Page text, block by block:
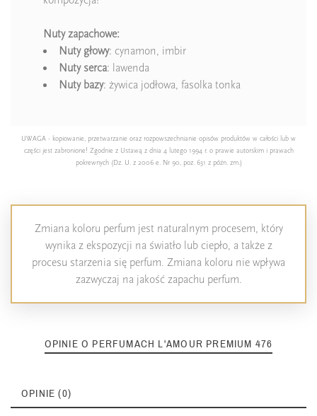
Nuty zapachowe:
Nuty głowy: cynamon, imbir
Nuty serca: lawenda
Nuty bazy: żywica jodłowa, fasolka tonka
UWAGA - kopiowanie, przetwarzanie oraz rozpowszechnianie opisów produktów w całości lub w
części jest zabronione! Zgodnie z Ustawą z dnia 4 lutego 1994 r. o prawie autorskim i prawach
pokrewnych (Dz. U. z 2006 e. Nr 90, poz. 631 z późn. zm.)
Zmiana koloru perfum jest naturalnym procesem, który
wynika z ekspozycji na światło lub ciepło, a także z
procesu starzenia się perfum. Zmiana koloru nie wpływa
zazwyczaj na jakość zapachu perfum.
OPINIE O PERFUMACH L'AMOUR PREMIUM 476
OPINIE (0)